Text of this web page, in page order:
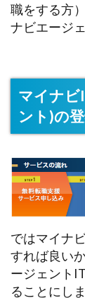
職をする方
ナビエージ
マイナビ
ント)の
ではマイナ
すれば良い
ージェント
ることにし